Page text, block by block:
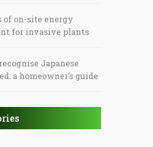
of on-site energy
for invasive plants
Japanese
a homeowner’s guide